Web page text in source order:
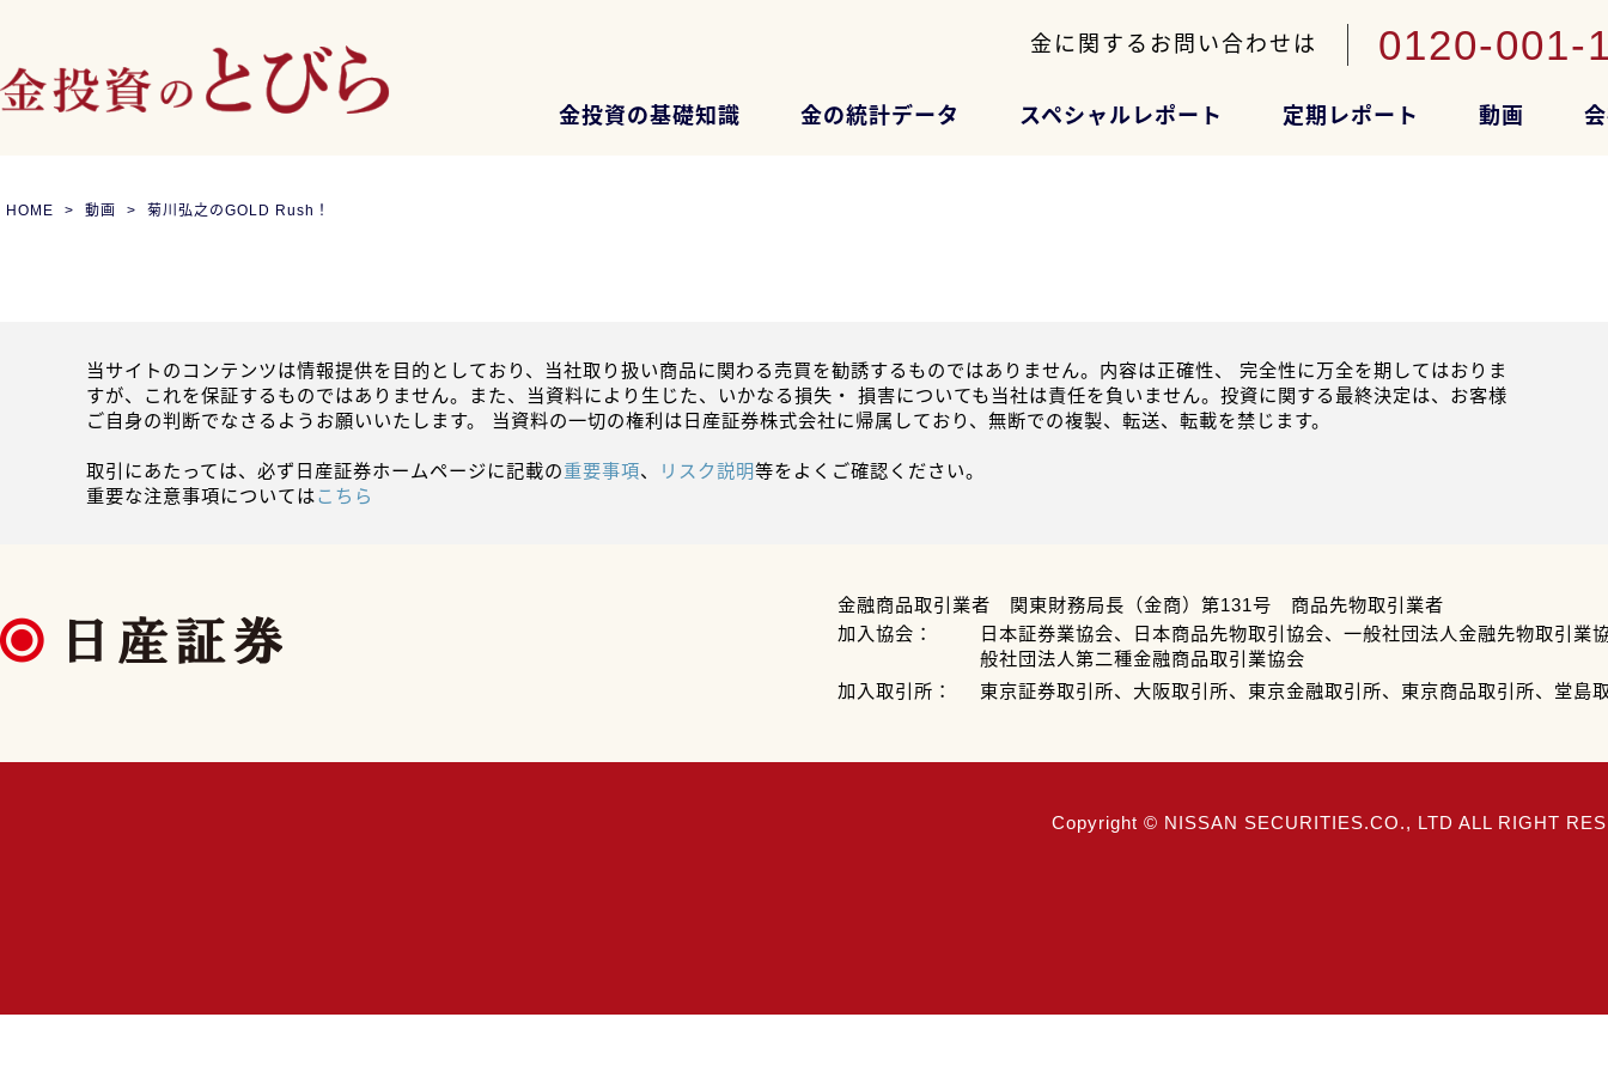
金に関するお問い合わせは 0120-001-
金投資の基礎知識 金の統計データ スペシャルレポート 定期レポート 動画
HOME 動画 菊川弘之のGOLD Rush！
当サイトのコンテンツは情報提供を目的としており、当社取り扱い商品に関わる売買を勧誘するものではありません。内容は正確性、 完全性に万全を期してはおりま
すが、これを保証するものではありません。また、当資料により生じた、いかなる損失・ 損害についても当社は責任を負いません。投資に関する最終決定は、お客様
ご自身の判断でなさるようお願いいたします。 当資料の一切の権利は日産証券株式会社に帰属しており、無断での複製、転送、転載を禁じます。
取引にあたっては、必ず日産証券ホームページに記載の重要事項、 リスク説明等をよくご確認ください。
重要な注意事項についてはこちら
金融商品取引業者 関東財務局長（金商）第131号 商品先物取引業者
加入協会：
日本証券業協会、日本商品先物取引協会、一般社団法人金融先物取引業
般社団法人第二種金融商品取引業協会
加入取引所：
東京証券取引所、大阪取引所、東京金融取引所、東京商品取引所、堂島
Copyright © NISSAN SECURITIES.CO., LTD ALL RIGHT